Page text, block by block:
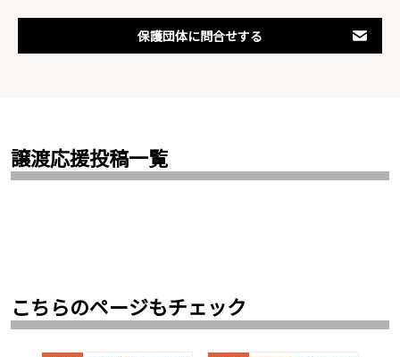
保護団体に問合せする
譲渡応援投稿一覧
こちらのページもチェック